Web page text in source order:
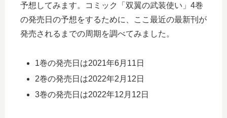
予想してみます。コミック「双翼の武装使い」4巻
の発売日の予想をするために、ここ最近の最新刊が
発売されるまでの周期を調べてみました。
1巻の発売日は2021年6月11日
2巻の発売日は2022年2月12日
3巻の発売日は2022年12月12日